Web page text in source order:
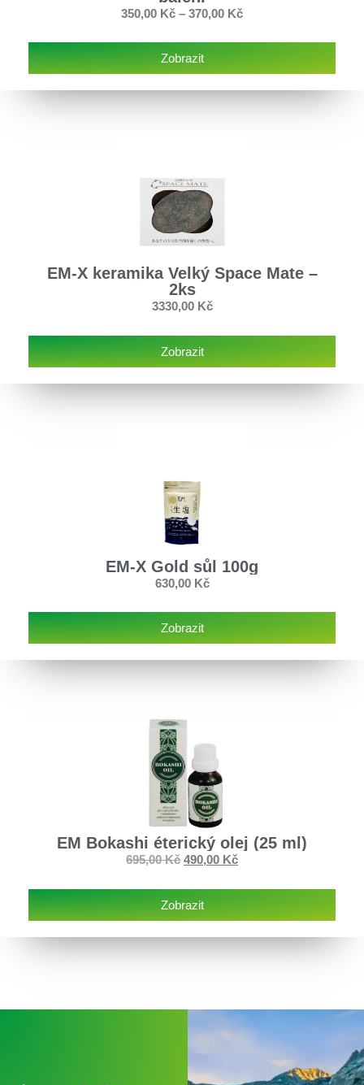
350,00 Kč – 370,00 Kč
Zobrazit
EM-X keramika Velký Space Mate –
2ks
3330,00 Kč
Zobrazit
EM-X Gold sůl 100g
630,00 Kč
Zobrazit
EM Bokashi éterický olej (25 ml)
695,00Kč 490,00 Kč
Zobrazit